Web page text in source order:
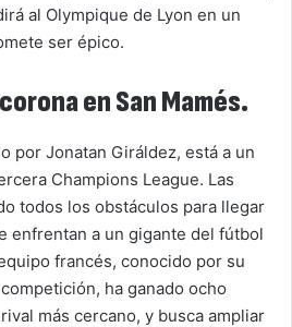
al Olympique de Lyon en un
ser épico.
en San Mamés.
por Jonatan Giráldez, está a un
Champions League. Las
todos los obstáculos para llegar
enfrentan a un gigante del fútbol
francés, conocido por su
ha ganado ocho
más cercano, y busca ampliar